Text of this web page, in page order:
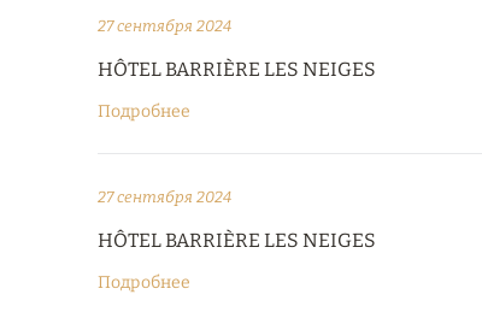
27 сентября 2024
HÔTEL BARRIÈRE LES NEIGES
Подробнее
27 сентября 2024
HÔTEL BARRIÈRE LES NEIGES
Подробнее